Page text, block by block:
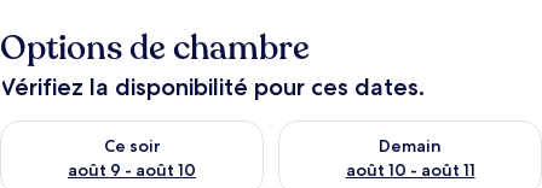
Options de chambre
Vérifiez la disponibilité pour ces dates.
Ce soir
août 9 - août 10
Vérifier la disponibilité pour ce soir août 9 - août 10
Demain
août 10 - août 11
Vérifier la disponibilité pour